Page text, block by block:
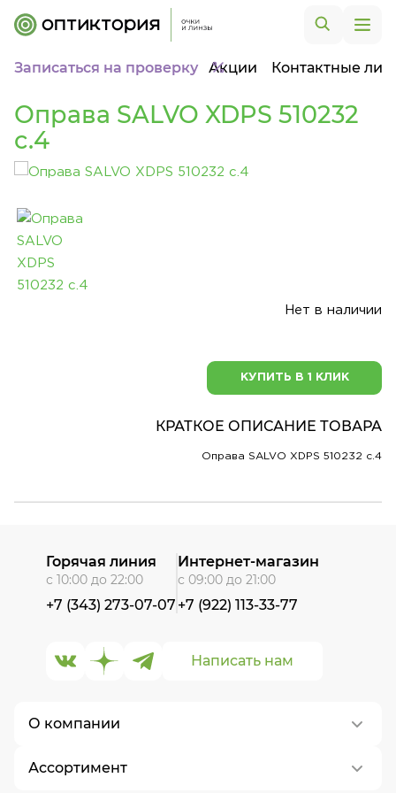
Записаться на проверку Акции Контактные
Оправа SALVO XDPS 510232
c.4
Нет в наличии
КУПИТЬ В 1 КЛИК
КРАТКОЕ ОПИСАНИЕ ТОВАРА
Оправа SALVO XDPS 510232 c.4
О компании
О нас
Ассортимент
Написать нам
Горячая линия
с 10:00 до 22:00
+7 (343) 273-07-07
Интернет-магазин
с 09:00 до 21:00
+7 (922) 113-33-77